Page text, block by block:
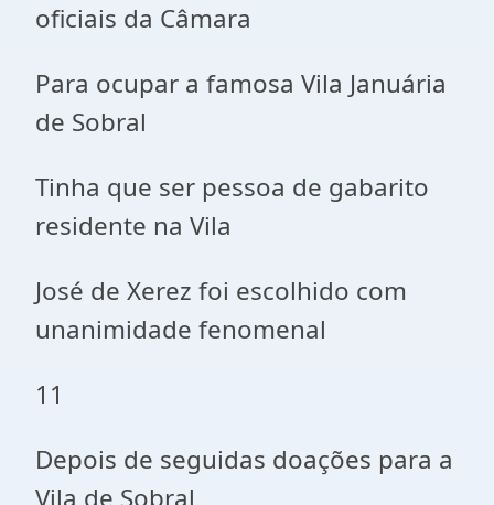
oficiais da Câmara
Para ocupar a famosa Vila Januária
de Sobral
Tinha que ser pessoa de gabarito
residente na Vila
José de Xerez foi escolhido com
unanimidade fenomenal
11
Depois de seguidas doações para a
Vila de Sobral